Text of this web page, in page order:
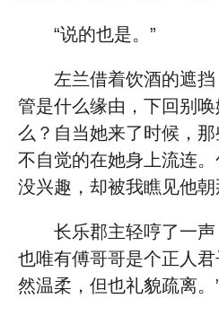
“说的也是。”
左兰借着饮酒的遮
管是什么缘由，下回别
么？自当她来了时候，
不自觉的在她身上流连
没兴趣，却被我瞧见他
长乐郡主轻哼了一声
也唯有傅哥哥是个正人
然温柔，但也礼貌疏离。